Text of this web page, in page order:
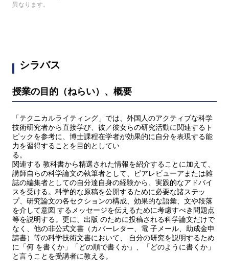
異なります。
シラバス
授業の目的（ねらい）、概要
「テクニカルライティング」では、外国人のアクティブな科学
技術研究者から直接学び、彼／彼女らの研究活動に関連するト
ピックを参考に、博士課程在学者が効果的に自分を表現する能
力を習得することを目的としてい
る。
関連する 教科書から精選された情報を紹介することに加えて、
講師自らの科学論文の執筆者として、ピアレビューアまたは雑
誌の編集者としての自分達自身の経験から、実践的なアドバイ
スを受ける。科学的な原稿を公開するために必要な諸ステッ
プ、研究論文の各セクションの構成、効果的な語彙、文や段落
を介して意図 するメッセージを伝えるために考慮すべき問題点
等を説明する。更に、出版 のために投稿される科学論文だけで
なく、他の非公式文書（カバーレター、電 子メール、助成金申
請書）等の科学技術文書において、 自分の研究を説明するため
に「何 を書くか」「どの順で書くか」、「どのように書くか」
と言うことを受講者に教える。